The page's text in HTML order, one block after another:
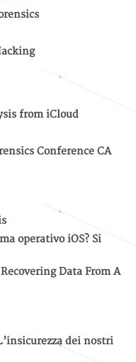
from iCloud
Conference CA
operativo iOS? Si
Data From A
dei nostri